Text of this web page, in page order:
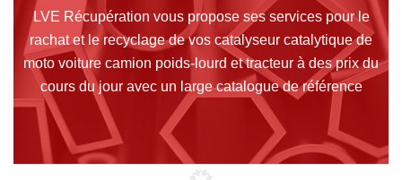
LVE Récupération vous propose ses services pour le
rachat et le recyclage de vos catalyseur catalytique de
moto voiture camion poids-lourd et tracteur à des prix du
cours du jour avec un large catalogue de référence